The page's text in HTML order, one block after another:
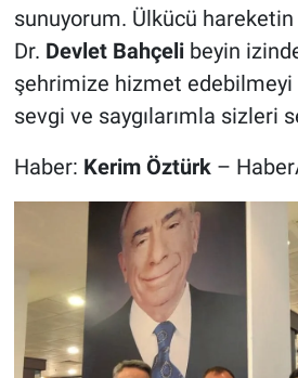
sunuyorum. Ülkücü hareketin
Dr. Devlet Bahçeli beyin
şehrimize hizmet edebilmeyi
sevgi ve saygılarımla sizleri
Haber: Kerim Öztürk –